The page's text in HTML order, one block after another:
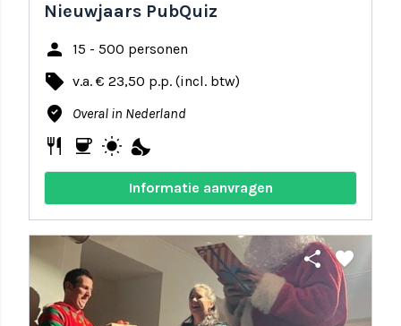
Nieuwjaars PubQuiz
person 15 - 500 personen
local_offer v.a. € 23,50 p.p. (incl. btw)
where_to_vote Overal in Nederland
restaurant coffee wb_sunny nights_stay
Informatie aanvragen
share favorite